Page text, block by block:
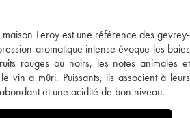
Leroy est une référence des gevrey-
aromatique intense évoque les baies
rouges ou noirs, les notes animales et
vin a mûri. Puissants, ils associent à leurs
et une acidité de bon niveau.